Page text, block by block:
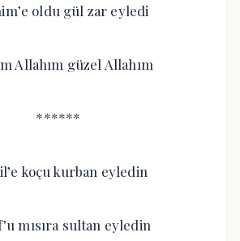
oldu gül zar eyledi
Allahım güzel Allahım
******
koçu kurban eyledin
mısıra sultan eyledin